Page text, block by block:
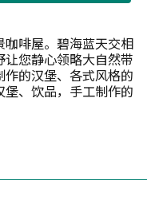
啡屋。碧海蓝天交相
您静心领略大自然带
的汉堡、各式风格的
、饮品，手工制作的